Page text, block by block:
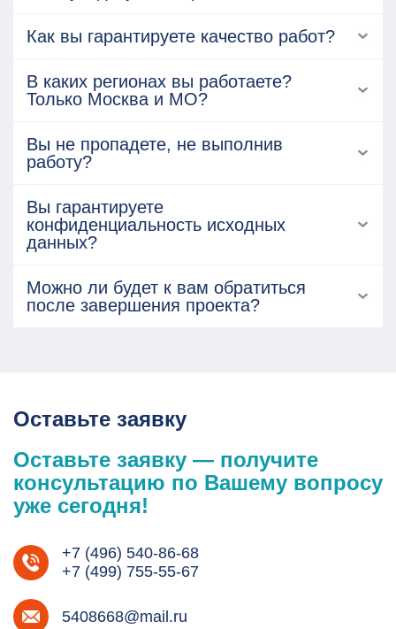
Как вы гарантируете качество работ?
В каких регионах вы работаете?
Только Москва и МО?
Вы не пропадете, не выполнив
работу?
Вы гарантируете
конфиденциальность исходных
данных?
Можно ли будет к вам обратиться
после завершения проекта?
Оставьте заявку
Оставьте заявку — получите
консультацию по Вашему вопросу
уже сегодня!
+7 (496) 540-86-68
+7 (499) 755-55-67
5408668@mail.ru